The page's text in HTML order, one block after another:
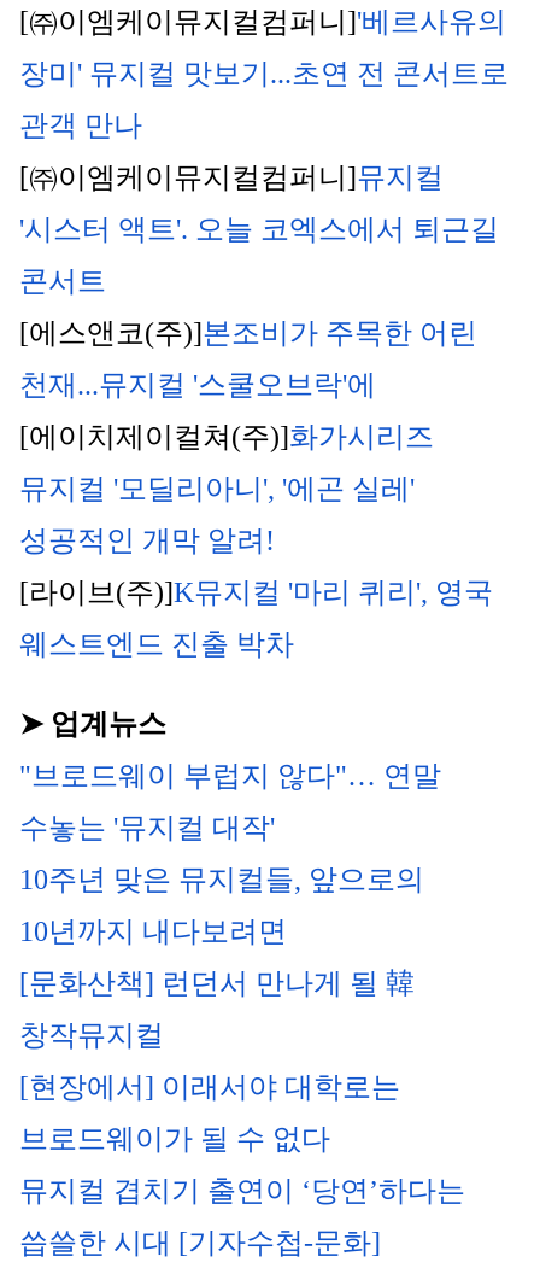
[㈜이엠케이뮤지컬컴퍼니]'베르사유의
장미' 뮤지컬 맛보기...초연 전 콘서트로
관객 만나
[㈜이엠케이뮤지컬컴퍼니]뮤지컬
'시스터 액트'. 오늘 코엑스에서 퇴근길
콘서트
[에스앤코(주)]본조비가 주목한 어린
천재...뮤지컬 '스쿨오브락'에
[에이치제이컬쳐(주)]화가시리즈
뮤지컬 '모딜리아니', '에곤 실레'
성공적인 개막 알려!
[라이브(주)]K뮤지컬 '마리 퀴리', 영국
웨스트엔드 진출 박차
➤ 업계뉴스
"브로드웨이 부럽지 않다"… 연말
수놓는 '뮤지컬 대작'
10주년 맞은 뮤지컬들, 앞으로의
10년까지 내다보려면
[문화산책] 런던서 만나게 될 韓
창작뮤지컬
[현장에서] 이래서야 대학로는
브로드웨이가 될 수 없다
뮤지컬 겹치기 출연이 ‘당연’하다는
씁쓸한 시대 [기자수첩-문화]